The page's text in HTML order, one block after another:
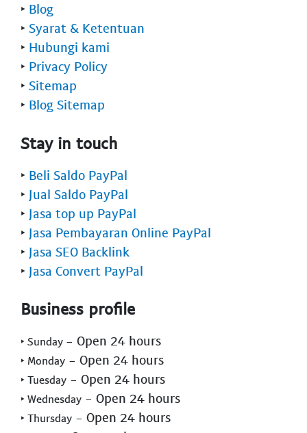
‣ Blog
‣ Syarat & Ketentuan
‣ Hubungi kami
‣ Privacy Policy
‣ Sitemap
‣ Blog Sitemap
Stay in touch
‣ Beli Saldo PayPal
‣ Jual Saldo PayPal
‣ Jasa top up PayPal
‣ Jasa Pembayaran Online PayPal
‣ Jasa SEO Backlink
‣ Jasa Convert PayPal
Business profile
‣ Sunday - Open 24 hours
‣ Monday - Open 24 hours
‣ Tuesday - Open 24 hours
‣ Wednesday - Open 24 hours
‣ Thursday - Open 24 hours